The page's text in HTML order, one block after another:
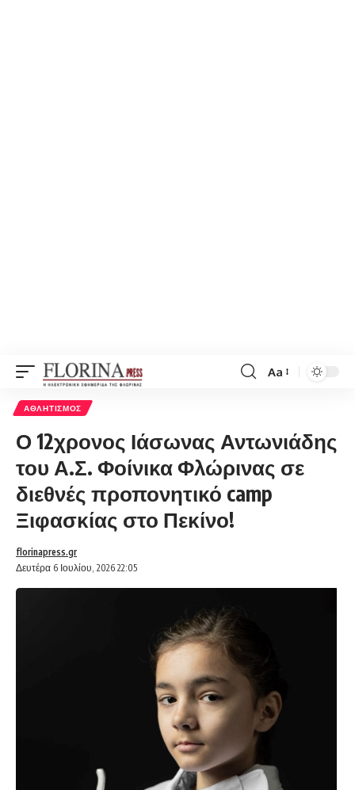
Font
Aa
ΑΘΛΗΤΙΣΜΌΣ
Ο 12χρονος Ιάσωνας Αντωνιάδης
του Α.Σ. Φοίνικα Φλώρινας σε
διεθνές προπονητικό camp
Ξιφασκίας στο Πεκίνο!
Δευτέρα 6 Ιουλίου, 2026 22:05
florinapress.gr